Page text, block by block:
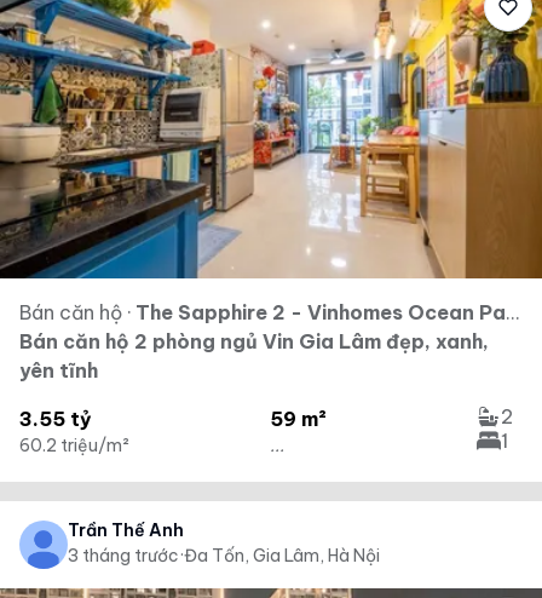
Bán căn hộ · The Sapphire 2 - Vinhomes Ocean Park - Vinhomes Ocean Park Gia Lâm
Bán căn hộ 2 phòng ngủ Vin Gia Lâm đẹp, xanh,
yên tĩnh
3.55 tỷ
60.2 triệu/m²
59 m²
...
2
1
Trần Thế Anh
3 tháng trước·Đa Tốn, Gia Lâm, Hà Nội